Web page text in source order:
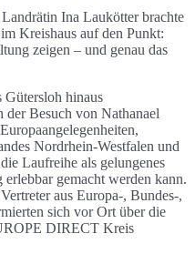
Ina Laukötter brachte
Kreishaus auf den Punkt:
zeigen – und genau das
hinaus
der Besuch von Nathanael
Nordrhein-Westfalen und
Laufreihe als gelungenes
gemacht werden kann.
aus Europa-, Bundes-,
sich vor Ort über die
DIRECT Kreis